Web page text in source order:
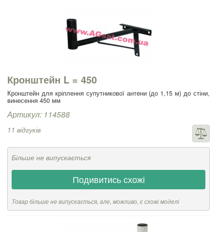
Кронштейн L = 450
Кронштейн для кріплення супутникової антени (до 1,15 м) до стіни,
винесення 450 мм
Артикул: 114588
11 відгуків
Більше не випускається
Подивитись схожі
Товар більше не випускається, але, можливо, є схожі моделі